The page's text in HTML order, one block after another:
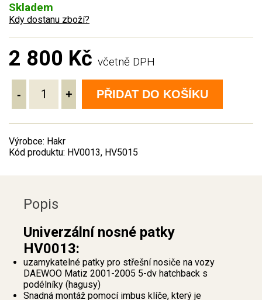
Skladem
Kdy dostanu zboží?
2 800 Kč včetně DPH
- + PŘIDAT DO KOŠÍKU
Výrobce: Hakr
Kód produktu: HV0013, HV5015
Popis
Univerzální nosné patky
HV0013:
uzamykatelné patky pro střešní nosiče na vozy
DAEWOO Matiz 2001-2005 5-dv hatchback s
podélníky (hagusy)
Snadná montáž pomocí imbus klíče, který je